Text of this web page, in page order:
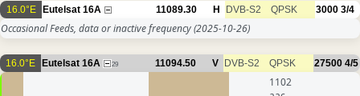
16.0°E Eutelsat 16A 11089.30 H DVB-S2 QPSK 3000 3/4
Occasional Feeds, data or inactive frequency(2025-10-26)
16.0°E Eutelsat 16A 29 11094.50 V DVB-S2 QPSK 27500 4/5
1102